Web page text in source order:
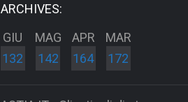
ARCHIVES:
GIU
132
MAG
142
APR
164
MAR
172